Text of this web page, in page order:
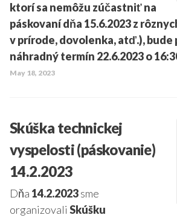
ktorí sa nemôžu zúčastniť na
páskovaní dňa 15.6.2023 z
v prírode, dovolenka, atď.),
náhradný termín 22.6.2023 o
May 18, 2023
Skúška technickej
vyspelosti (páskovanie)
14.2.2023
Dňa 14.2.2023sme
organizovali Skúšku